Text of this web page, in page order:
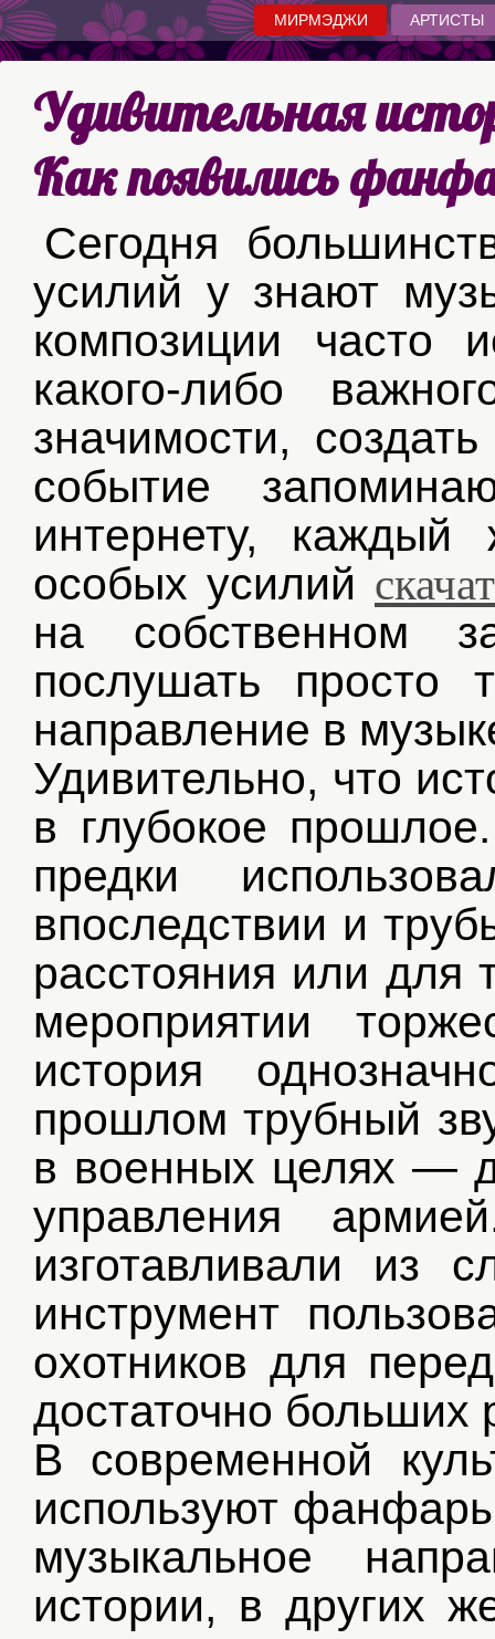
Удивительная
Как появились
Сегодня
усилий у знают
композиции часто
какого-либо
значимости,
событие
интернету,
особых усилий
на собственном
послушать просто
направление в
Удивительно, что
в глубокое
предки
впоследствии и
расстояния или для
мероприятии
история
прошлом трубный
в военных целях —
управления
изготавливали из
инструмент
охотников для
достаточно больших
В современной
используют
музыкальное
истории, в других
МИРМЭДЖИ АРТИСТЫ